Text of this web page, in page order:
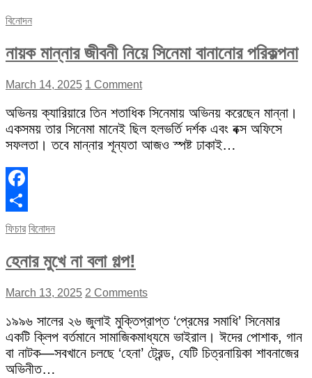
বিনোদন
নায়ক মান্নার জীবনী নিয়ে সিনেমা বানানোর পরিকল্পনা
March 14, 2025 1 Comment
অভিনয় ক্যারিয়ারে তিন শতাধিক সিনেমায় অভিনয় করেছেন মান্না।
একসময় তার সিনেমা মানেই ছিল হলভর্তি দর্শক এবং বক্স অফিসে
সফলতা। তবে মান্নার শূন্যতা আজও স্পষ্ট ঢাকাই…
Facebook
Share
ফিচার বিনোদন
হেনার মুখে না বলা গল্প!
March 13, 2025 2 Comments
১৯৯৬ সালের ২৬ জুলাই মুক্তিপ্রাপ্ত ‘প্রেমের সমাধি’ সিনেমার
একটি ক্লিপ বর্তমানে সামাজিকমাধ্যমে ভাইরাল। ঈদের পোশাক, গান
বা নাটক—সবখানে চলছে ‘হেনা’ ট্রেন্ড, যেটি চিত্রনায়িকা শাবনাজের
অভিনীত…